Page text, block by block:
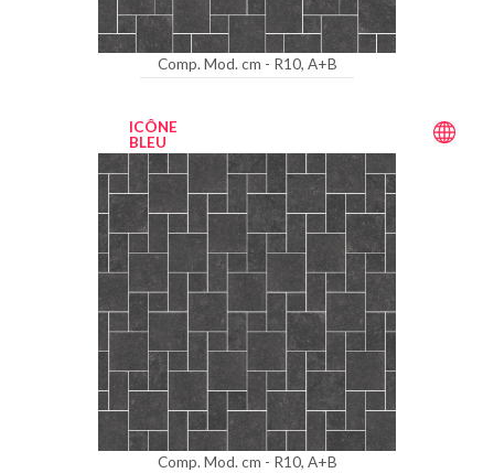
Comp. Mod. cm - R10, A+B
ICÔNE
BLEU
Comp. Mod. cm - R10, A+B